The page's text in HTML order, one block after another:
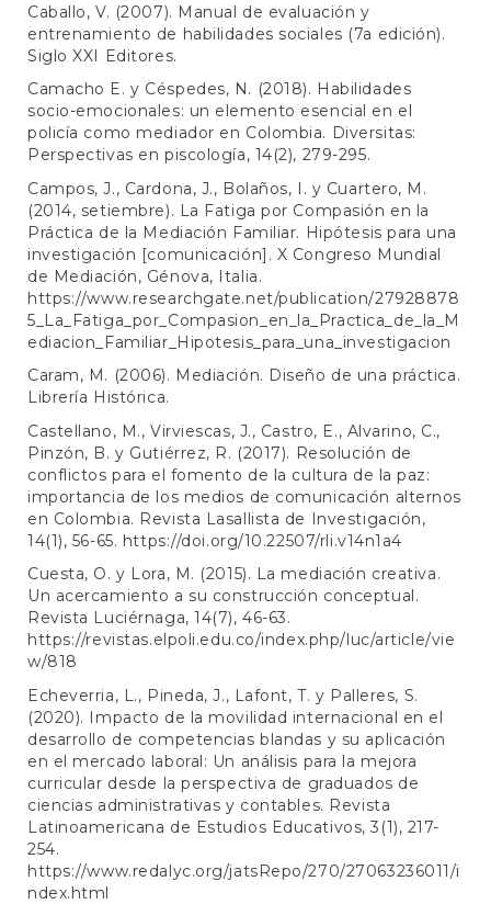
Caballo, V. (2007). Manual de evaluación y
entrenamiento de habilidades sociales (7a edición).
Siglo XXI Editores.
Camacho E. y Céspedes, N. (2018). Habilidades
socio-emocionales: un elemento esencial en el
policía como mediador en Colombia. Diversitas:
Perspectivas en piscología, 14(2), 279-295.
Campos, J., Cardona, J., Bolaños, I. y Cuartero, M.
(2014, setiembre). La Fatiga por Compasión en la
Práctica de la Mediación Familiar. Hipótesis para una
investigación [comunicación]. X Congreso Mundial
de Mediación, Génova, Italia.
https://www.researchgate.net/publication/27928878
5_La_Fatiga_por_Compasion_en_la_Practica_de_la_M
ediacion_Familiar_Hipotesis_para_una_investigacion
Caram, M. (2006). Mediación. Diseño de una práctica.
Librería Histórica.
Castellano, M., Virviescas, J., Castro, E., Alvarino, C.,
Pinzón, B. y Gutiérrez, R. (2017). Resolución de
conflictos para el fomento de la cultura de la paz:
importancia de los medios de comunicación alternos
en Colombia. Revista Lasallista de Investigación,
14(1), 56-65. https://doi.org/10.22507/rli.v14n1a4
Cuesta, O. y Lora, M. (2015). La mediación creativa.
Un acercamiento a su construcción conceptual.
Revista Luciérnaga, 14(7), 46-63.
https://revistas.elpoli.edu.co/index.php/luc/article/vie
w/818
Echeverria, L., Pineda, J., Lafont, T. y Palleres, S.
(2020). Impacto de la movilidad internacional en el
desarrollo de competencias blandas y su aplicación
en el mercado laboral: Un análisis para la mejora
curricular desde la perspectiva de graduados de
ciencias administrativas y contables. Revista
Latinoamericana de Estudios Educativos, 3(1), 217-
254.
https://www.redalyc.org/jatsRepo/270/27063236011/i
ndex.html